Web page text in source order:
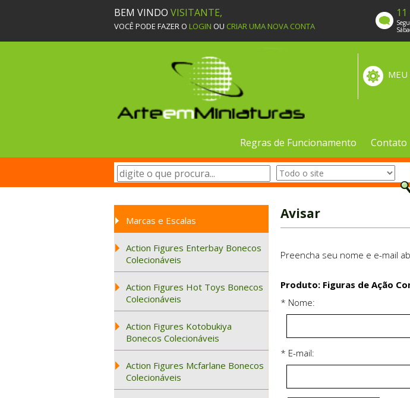
BEM VINDO VISITANTE,
VOCÊ PODE FAZER O LOGIN OU CRIAR UMA NOVA CONTA
MEU
Regras de Funcionamento Contato
Marcas e Escalas
Action Figures Enterbay Bonecos
Colecionáveis
Action Figures Hot Toys Bonecos
Colecionáveis
Action Figures Kotobukiya
Bonecos Colecionáveis
Action Figures Mcfarlane Bonecos
Colecionáveis
Avisar
Preencha seu nome e e-mail
Produto: Figuras de Ação
* Nome:
* E-mail: